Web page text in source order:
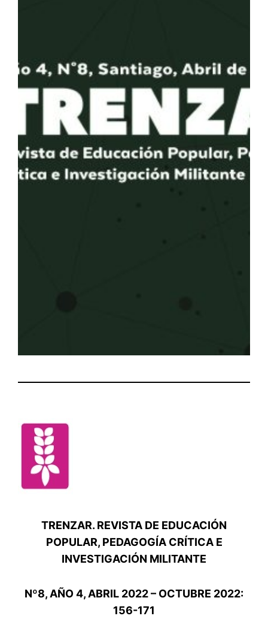
TRENZAR. REVISTA DE EDUCACIÓN
POPULAR, PEDAGOGÍA CRÍTICA E
INVESTIGACIÓN MILITANTE
Nº8, AÑO 4, ABRIL 2022 – OCTUBRE 2022:
156-171